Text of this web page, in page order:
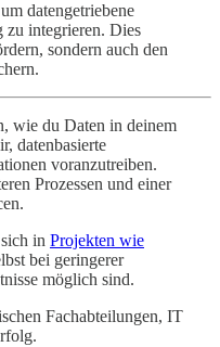
datengetriebene
zu integrieren. Dies
sondern auch den
wie du Daten in deinem
datenbasierte
voranzutreiben.
Prozessen und einer
in Projekten wie
bei geringerer
möglich sind.
Fachabteilungen, IT